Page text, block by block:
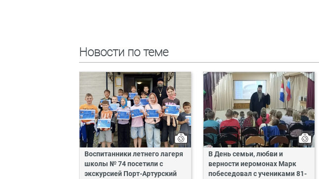
Новости по теме
Воспитанники летнего лагеря
школы № 74 посетили с
экскурсией Порт-Артурский
В День семьи, любви и
верности иеромонах Марк
побеседовал с учениками 81-